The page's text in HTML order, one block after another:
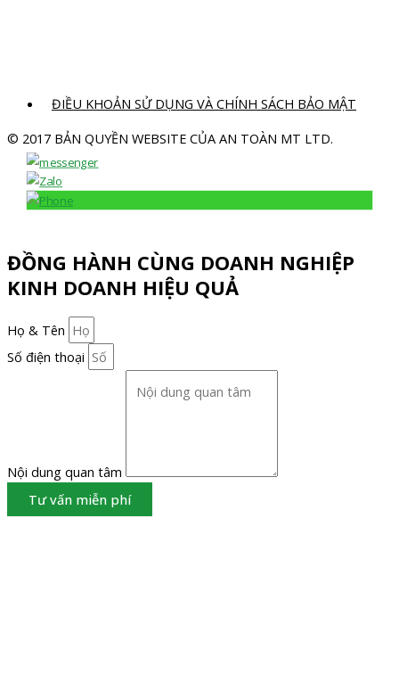
ĐIỀU KHOẢN SỬ DỤNG VÀ CHÍNH SÁCH BẢO MẬT
© 2017 BẢN QUYỀN WEBSITE CỦA AN TOÀN MT LTD.
ĐỒNG HÀNH CÙNG DOANH NGHIỆP
KINH DOANH HIỆU QUẢ
Họ & Tên
Số điện thoại
Nội dung quan tâm
Tư vấn miễn phí